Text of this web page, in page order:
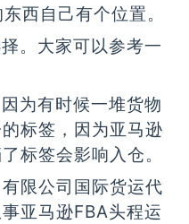
西自己有个位置。
。大家可以参考一
为有时候一堆货物
标签，因为亚马逊
标签会影响入仓。
限公司国际货运代
亚马逊FBA头程运